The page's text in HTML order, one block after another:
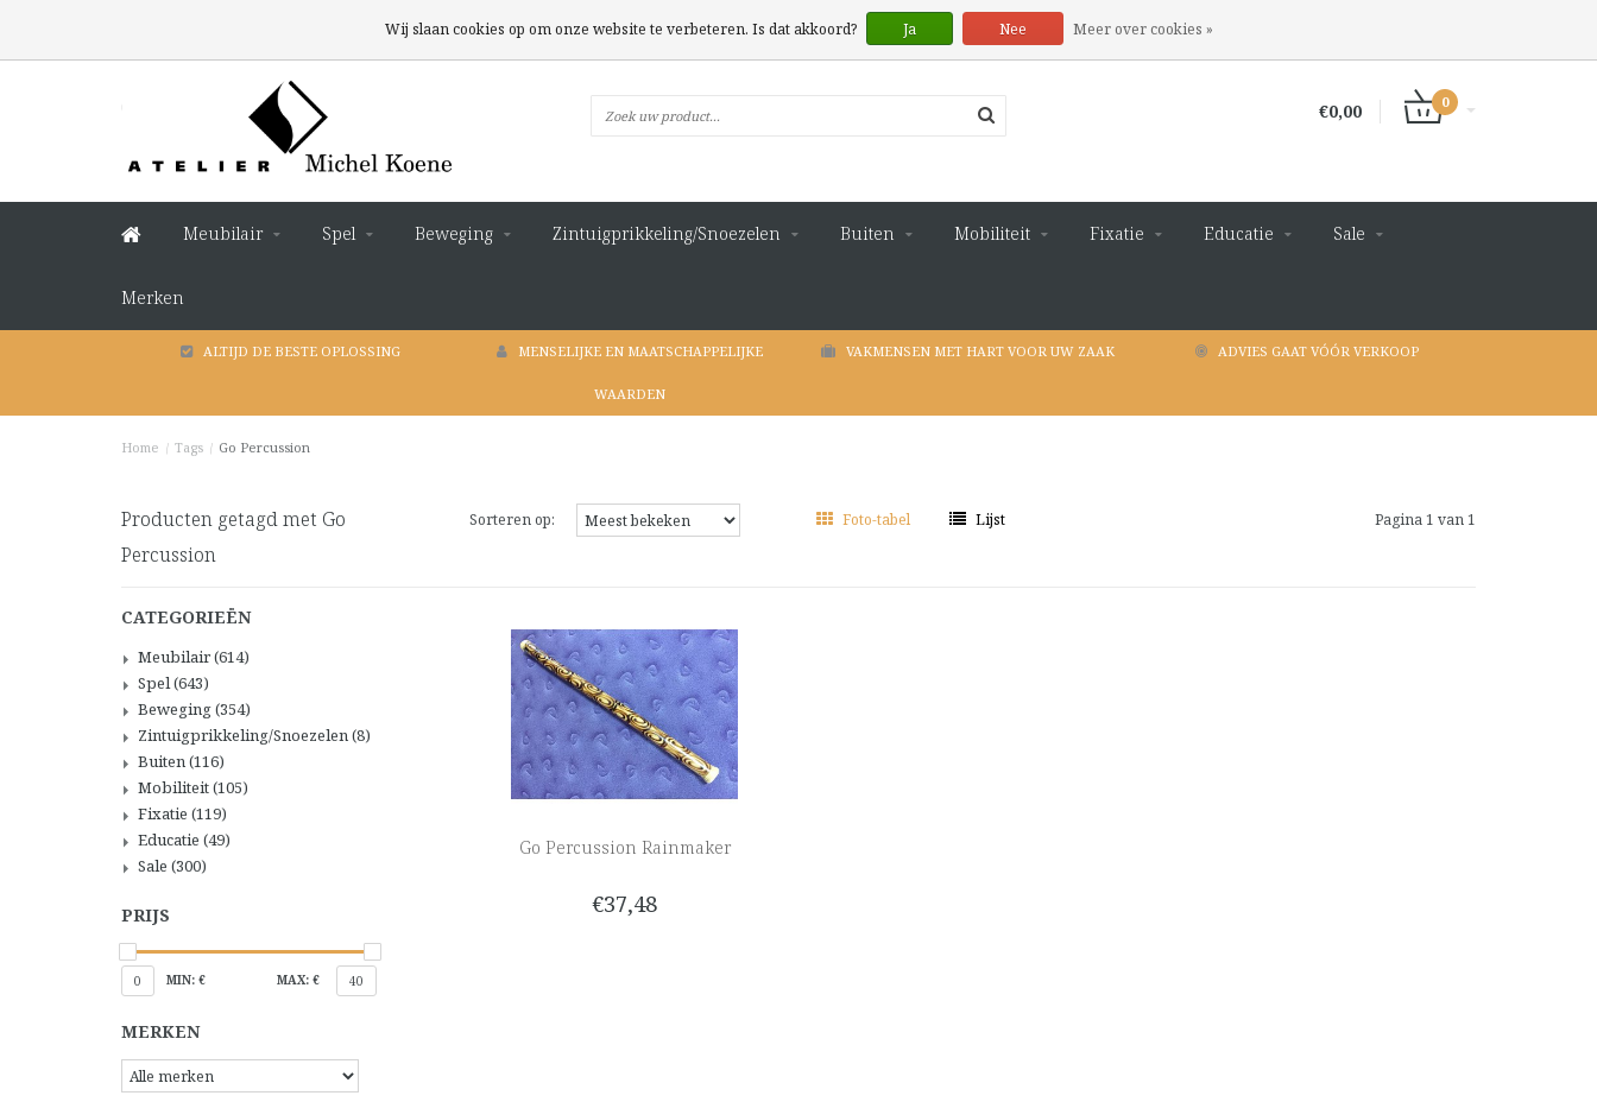
€0,00 0
Meubilair Spel Beweging Zintuigprikkeling/Snoezelen Buiten Mobiliteit Fixatie Educatie Sale
Merken
ALTIJD DE BESTE OPLOSSING MENSELIJKE EN MAATSCHAPPELIJKE
WAARDEN
VAKMENSEN MET HART VOOR UW ZAAK ADVIES GAAT VÓÓR VERKOOP
Home / Tags / Go Percussion
Producten getagd met Go
Percussion
Sorteren op: Foto-tabel Lijst Pagina 1 van 1
CATEGORIEËN
Meubilair(614)
Spel(643)
Beweging(354)
Zintuigprikkeling/Snoezelen(8)
Buiten(116)
Mobiliteit(105)
Fixatie (119)
Educatie (49)
Sale (300)
PRIJS
0 MIN: € MAX: € 40
MERKEN
Go Percussion Rainmaker
€37,48
Wij slaan cookies op om onze website te verbeteren. Is dat akkoord? Ja Nee Meer over cookies »